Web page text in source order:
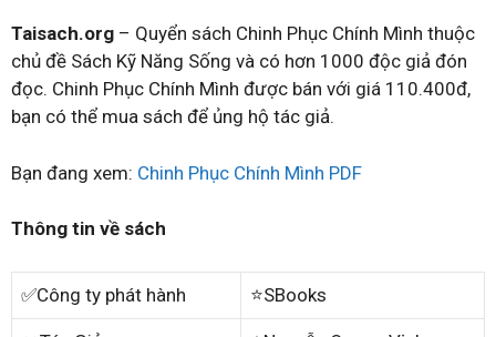
Taisach.org – Quyển sách Chinh Phục Chính Mình thuộc
chủ đề Sách Kỹ Năng Sống và có hơn 1000 độc giả đón
đọc. Chinh Phục Chính Mình được bán với giá 110.400đ,
bạn có thể mua sách để ủng hộ tác giả.
Bạn đang xem: Chinh Phục Chính Mình PDF
Thông tin về sách
✅Công ty phát hành ⭐SBooks